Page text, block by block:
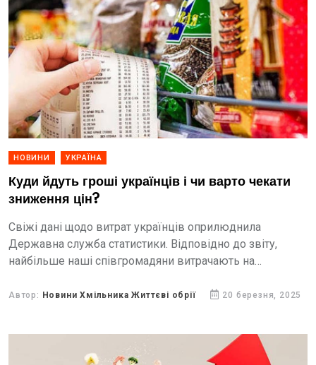
НОВИНИ УКРАЇНА
Куди йдуть гроші українців і чи варто чекати
зниження цін?
Свіжі дані щодо витрат українців оприлюднила
Державна служба статистики. Відповідно до звіту,
найбільше наші співгромадяни витрачають на
здоровʼя, алкоголь і тютюн.
Автор: Новини Хмільника Життєві обрії 20 березня, 2025